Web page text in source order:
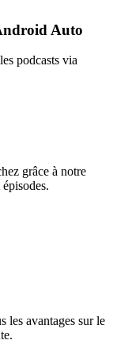
Auto
podcasts via
grâce à notre
les avantages sur le